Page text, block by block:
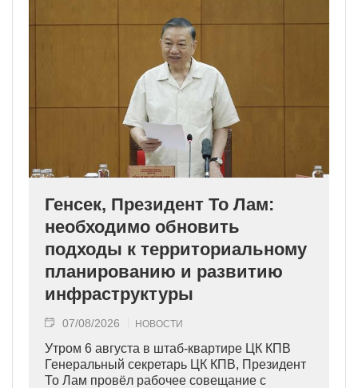
Генсек, Президент То Лам:
необходимо обновить
подходы к территориальному
планированию и развитию
инфраструктуры
07/08/2026 НОВОСТИ
Утром 6 августа в штаб-квартире ЦК КПВ
Генеральный секретарь ЦК КПВ, Президент
То Лам провёл рабочее совещание с